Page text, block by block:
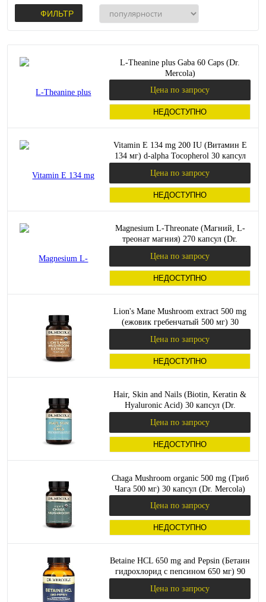
ФИЛЬТР
L-Theanine plus Gaba 60 Caps (Dr.
Mercola)
Цена по запросу
НЕДОСТУПНО
Vitamin E 134 mg 200 IU (Витамин E
134 мг) d-alpha Tocopherol 30 капсул
Цена по запросу
НЕДОСТУПНО
Magnesium L-Threonate (Магний, L-
треонат магния) 270 капсул (Dr.
Цена по запросу
НЕДОСТУПНО
Lion's Mane Mushroom extract 500 mg
(ежовик гребенчатый 500 мг) 30
Цена по запросу
НЕДОСТУПНО
Hair, Skin and Nails (Biotin, Keratin &
Hyaluronic Acid) 30 капсул (Dr.
Цена по запросу
НЕДОСТУПНО
Chaga Mushroom organic 500 mg (Гриб
Чага 500 мг) 30 капсул (Dr. Mercola)
Цена по запросу
НЕДОСТУПНО
Betaine HCL 650 mg and Pepsin (Бетаин
гидрохлорид c пепсином 650 мг) 90
Цена по запросу